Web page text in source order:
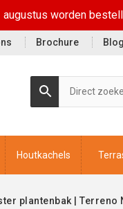
Brochure Blog
Houtkachels
plantenbak | Terreno
worden